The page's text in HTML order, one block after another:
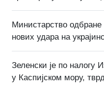
Министарство
нових удара на
Зеленски је по налогу
у Каспијском мору,